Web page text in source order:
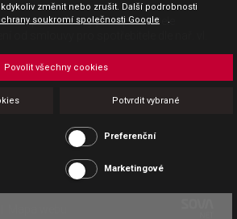
kupní smlouvy pro spotřebitele
změnit nebo zrušit. Další podrobnosti
soukromí společnosti Google .
Potvrdit vybrané
Povolit všechny cookies
Preferenční
Marketingové